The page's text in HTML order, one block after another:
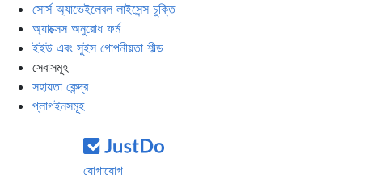
সোর্স অ্যাভেইলেবল লাইসেন্স চুক্তি
অ্যাক্সেস অনুরোধ ফর্ম
ইইউ এবং সুইস গোপনীয়তা শীল্ড
সেবাসমূহ
সহায়তা কেন্দ্র
প্লাগইনসমূহ
যোগাযোগ